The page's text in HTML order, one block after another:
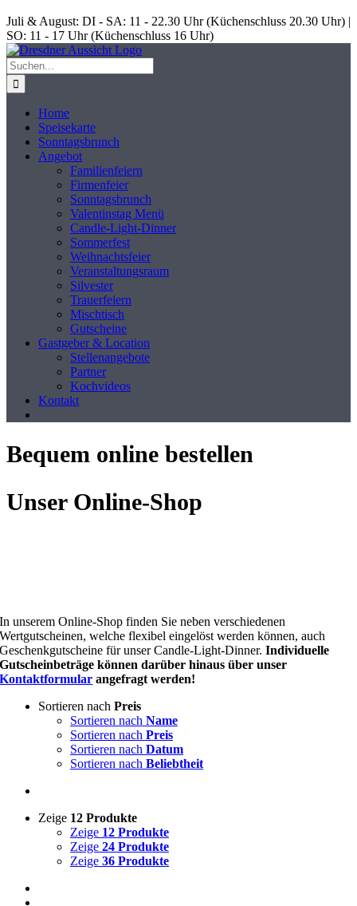
to
content
Juli & August: DI - SA: 11 - 22.30 Uhr (Küchenschluss 20.30 Uhr) |
SO: 11 - 17 Uhr (Küchenschluss 16 Uhr)
Suche
nach:
Home
Speisekarte
Sonntagsbrunch
Angebot
Familienfeiern
Firmenfeier
Sonntagsbrunch
Valentinstag Menü
Candle-Light-Dinner
Sommerfest
Weihnachtsfeier
Veranstaltungsraum
Silvester
Trauerfeiern
Mischtisch
Gutscheine
Gastgeber & Location
Stellenangebote
Partner
Kochvideos
Kontakt
Bequem online bestellen
Unser Online-Shop
In unserem Online-Shop finden Sie neben verschiedenen
Wertgutscheinen, welche flexibel eingelöst werden können, auch
Geschenkgutscheine für unser Candle-Light-Dinner.Individuelle
Gutscheinbeträge können darüber hinaus über unser
Kontaktformular angefragt werden!
Sortieren nach Preis
Sortieren nach Name
Sortieren nach Preis
Sortieren nach Datum
Sortieren nach Beliebtheit
Zeige 12 Produkte
Zeige 12 Produkte
Zeige 24 Produkte
Zeige 36 Produkte